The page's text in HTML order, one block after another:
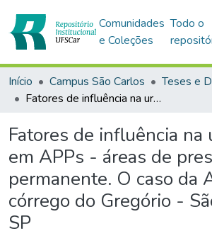
Comunidades
e Coleções
Todo o
Início Campus São Carlos
Teses e
Fatores de influência na urbanização em APPs - áreas de preservação permanente. O caso da APP do córrego do Gregório - São Carlos / SP
Fatores de influência na
em APPs - áreas de
permanente. O caso da
córrego do Gregório -
SP